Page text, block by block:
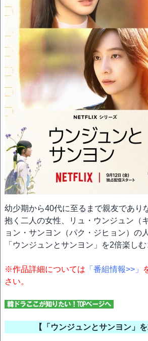
幼少期から40代に至るまで親友であり
抱く二人の女性、リュ・ウンジュン（
ョン・サンヨン（パク・ジヒョン）の
「ウンジュンとサンヨン」を2倍楽しむ
※作品詳細については 「番組情報>>」
さい。
【「ウンジュンとサンヨン」を